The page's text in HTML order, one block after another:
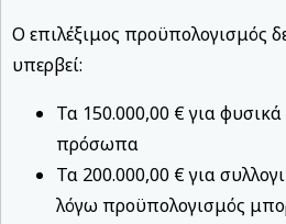
Ο επιλέξιμος προϋπολογισμός
υπερβεί:
Τα 150.000,00 € για
πρόσωπα
Τα 200.000,00 € για
λόγω προϋπολογισμός